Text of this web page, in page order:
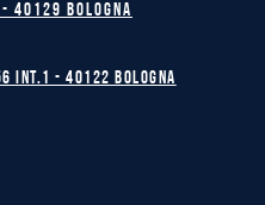
BOLOGNA
- 40122 BOLOGNA